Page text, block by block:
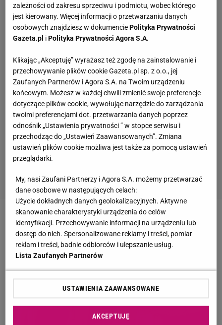
zależności od zakresu sprzeciwu i podmiotu, wobec którego
jest kierowany. Więcej informacji o przetwarzaniu danych
osobowych znajdziesz w dokumenciePolityka Prywatności
Gazeta.pl iPolityka Prywatności Agora S.A.
Klikając „Akceptuję” wyrażasz też zgodę na zainstalowanie i
przechowywanie plików cookie Gazeta.pl sp. z o.o., jej
Zaufanych Partnerów i Agora S.A. na Twoim urządzeniu
końcowym. Możesz w każdej chwili zmienić swoje preferencje
dotyczące plików cookie, wywołując narzędzie do zarządzania
twoimi preferencjami dot. przetwarzania danych poprzez
odnośnik „Ustawienia prywatności ” w stopce serwisu i
przechodząc do „Ustawień Zaawansowanych”. Zmiana
ustawień plików cookie możliwa jest także za pomocą ustawień
przeglądarki.
My, nasi Zaufani Partnerzy i Agora S.A. możemy przetwarzać
dane osobowe w następujących celach:
Użycie dokładnych danych geolokalizacyjnych. Aktywne
skanowanie charakterystyki urządzenia do celów
identyfikacji. Przechowywanie informacji na urządzeniu lub
dostęp do nich. Spersonalizowane reklamy i treści, pomiar
reklam i treści, badnie odbiorców i ulepszanie usług.
Lista Zaufanych Partnerów
USTAWIENIA ZAAWANSOWANE
AKCEPTUJĘ